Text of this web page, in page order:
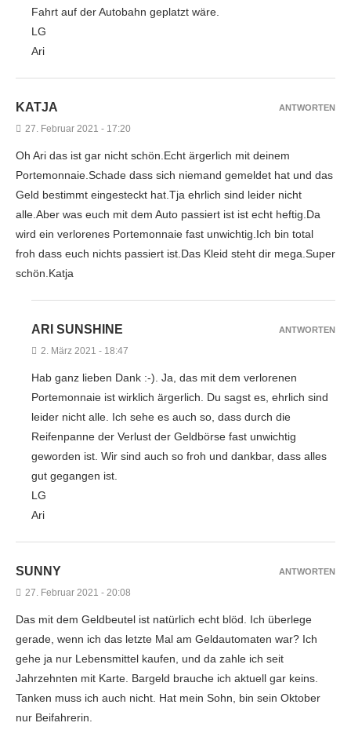
Fahrt auf der Autobahn geplatzt wäre.
LG
Ari
KATJA
27. Februar 2021 - 17:20
Oh Ari das ist gar nicht schön.Echt ärgerlich mit deinem
Portemonnaie.Schade dass sich niemand gemeldet hat und das
Geld bestimmt eingesteckt hat.Tja ehrlich sind leider nicht
alle.Aber was euch mit dem Auto passiert ist ist echt heftig.Da
wird ein verlorenes Portemonnaie fast unwichtig.Ich bin total
froh dass euch nichts passiert ist.Das Kleid steht dir mega.Super
schön.Katja
ANTWORTEN
ARI SUNSHINE
2. März 2021 - 18:47
Hab ganz lieben Dank :-). Ja, das mit dem verlorenen
Portemonnaie ist wirklich ärgerlich. Du sagst es, ehrlich sind
leider nicht alle. Ich sehe es auch so, dass durch die
Reifenpanne der Verlust der Geldbörse fast unwichtig
geworden ist. Wir sind auch so froh und dankbar, dass alles
gut gegangen ist.
LG
Ari
ANTWORTEN
SUNNY
27. Februar 2021 - 20:08
Das mit dem Geldbeutel ist natürlich echt blöd. Ich überlege
gerade, wenn ich das letzte Mal am Geldautomaten war? Ich
gehe ja nur Lebensmittel kaufen, und da zahle ich seit
Jahrzehnten mit Karte. Bargeld brauche ich aktuell gar keins.
Tanken muss ich auch nicht. Hat mein Sohn, bin sein Oktober
nur Beifahrerin.
ANTWORTEN